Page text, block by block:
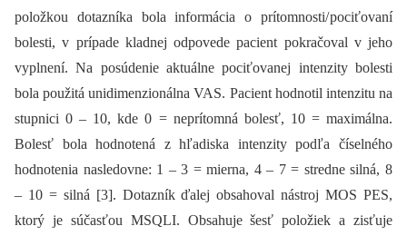
položkou dotazníka bola informácia o prítomnosti/ pociťovaní
bolesti, v prípade kladnej odpovede pacient pokračoval v jeho
vyplnení. Na posúdenie aktuálne pociťovanej intenzity bolesti
bola použitá unidimenzionálna VAS. Pacient hodnotil intenzitu na
stupnici 0 –⁠ 10, kde 0 = neprítomná bolesť, 10 = maximálna.
Bolesť bola hodnotená z hľadiska intenzity podľa číselného
hodnotenia nasledovne: 1 –⁠ 3 = mierna, 4 –⁠ 7 = stredne silná, 8
–⁠ 10 = silná [3]. Dotazník ďalej obsahoval nástroj MOS PES,
ktorý je súčasťou MSQLI. Obsahuje šesť položiek a zisťuje